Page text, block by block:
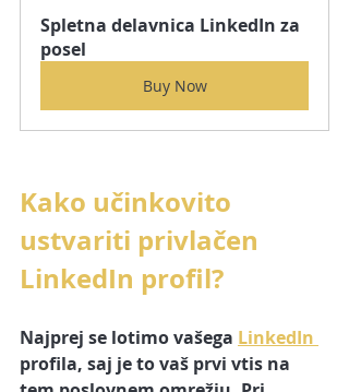
Spletna delavnica LinkedIn za
posel
Buy Now
Kako učinkovito
ustvariti privlačen
LinkedIn profil?
Najprej se lotimo vašega LinkedIn
profila, saj je to vaš prvi vtis na